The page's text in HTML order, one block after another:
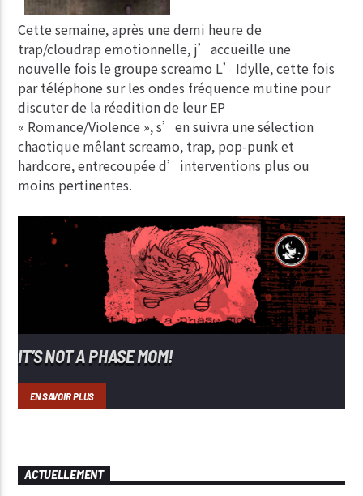
Cette semaine, après une demi heure de
trap/cloudrap emotionnelle, j’accueille une
nouvelle fois le groupe screamo L’Idylle, cette fois
par téléphone sur les ondes fréquence mutine pour
discuter de la réedition de leur EP
« Romance/Violence », s’en suivra une sélection
chaotique mêlant screamo, trap, pop-punk et
hardcore, entrecoupée d’interventions plus ou
moins pertinentes.
IT’S NOT A PHASE MOM!
EN SAVOIR PLUS
ACTUELLEMENT